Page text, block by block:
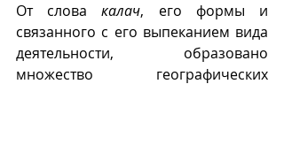
От слова калач, его формы и
связанного с его выпеканием вида
деятельности, образовано
множество географических